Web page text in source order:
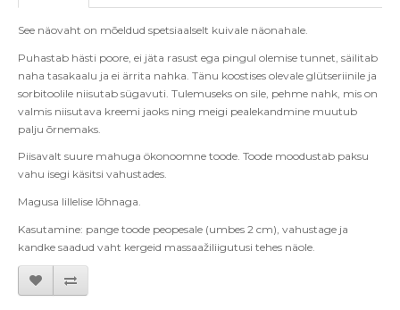
See näovaht on mõeldud spetsiaalselt kuivale näonahale.
Puhastab hästi poore, ei jäta rasust ega pingul olemise tunnet, säilitab
naha tasakaalu ja ei ärrita nahka. Tänu koostises olevale glütseriinile ja
sorbitoolile niisutab sügavuti. Tulemuseks on sile, pehme nahk, mis on
valmis niisutava kreemi jaoks ning meigi pealekandmine muutub
palju õrnemaks.
Piisavalt suure mahuga ökonoomne toode. Toode moodustab paksu
vahu isegi käsitsi vahustades.
Magusa lillelise lõhnaga.
Kasutamine: pange toode peopesale (umbes 2 cm), vahustage ja
kandke saadud vaht kergeid massaažiliigutusi tehes näole.